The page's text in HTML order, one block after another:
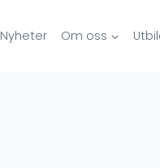
Nyheter Om oss